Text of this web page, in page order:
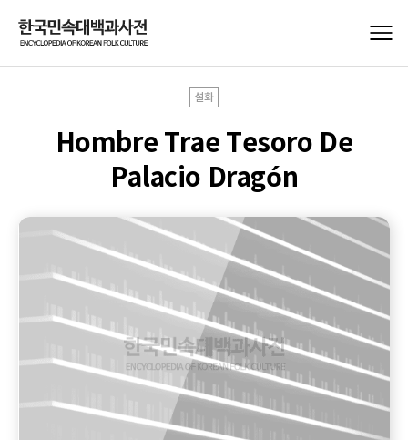
설화
Hombre Trae Tesoro De
Palacio Dragón